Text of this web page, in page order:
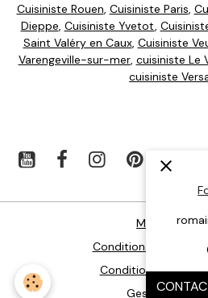
Cuisiniste Rouen, Cuisiniste Paris,
Dieppe, Cuisiniste Yvetot,
Saint Valéry en Caux, Cuisiniste
Varengeville-sur-mer, cuisiniste Le
cuisiniste
Mentions
Conditions
Conditions
Gestion des